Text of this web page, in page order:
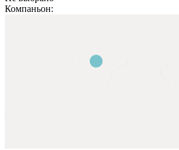
Компаньон: